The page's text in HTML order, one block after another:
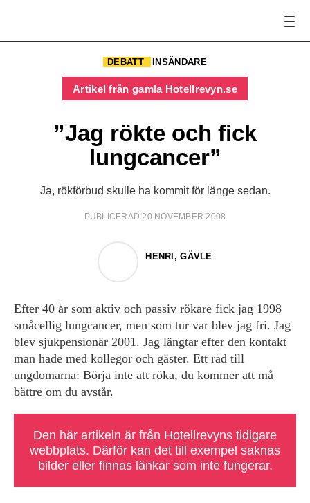
DEBATT INSÄNDARE
Artikel från gamla Hotellrevyn.se
”Jag rökte och fick
lungcancer”
Ja, rökförbud skulle ha kommit för länge sedan.
PUBLICERAD 20 NOVEMBER 2008
HENRI, GÄVLE
Efter 40 år som aktiv och passiv rökare fick jag 1998
småcellig lungcancer, men som tur var blev jag fri. Jag
blev sjukpensionär 2001. Jag längtar efter den kontakt
man hade med kollegor och gäster. Ett råd till
ungdomarna: Börja inte att röka, du kommer att må
bättre om du avstår.
Den här artikeln är från Hotellrevyns tidigare
webbplats. Därför kan det till exempel saknas
bilder eller finnas länkar som inte fungerar.